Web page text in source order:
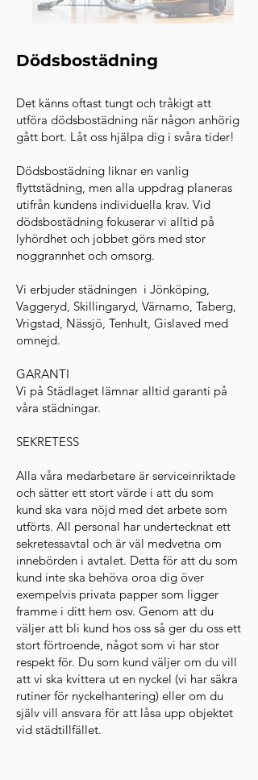
Dödsbostädning
Det känns oftast tungt och tråkigt att
utföra dödsbostädning när någon anhörig
gått bort. Låt oss hjälpa dig i svåra tider!
Dödsbostädning liknar en vanlig
flyttstädning, men alla uppdrag planeras
utifrån kundens individuella krav. Vid
dödsbostädning fokuserar vi alltid på
lyhördhet och jobbet görs med stor
noggrannhet och omsorg.
Vi erbjuder städningen i Jönköping,
Vaggeryd, Skillingaryd, Värnamo, Taberg,
Vrigstad, Nässjö, Tenhult, Gislaved med
omnejd.
GARANTI
Vi på Städlaget lämnar alltid garanti på
våra städningar.
SEKRETESS
Alla våra medarbetare är serviceinriktade
och sätter ett stort värde i att du som
kund ska vara nöjd med det arbete som
utförts. All personal har undertecknat ett
sekretessavtal och är väl medvetna om
innebörden i avtalet. Detta för att du som
kund inte ska behöva oroa dig över
exempelvis privata papper som ligger
framme i ditt hem osv. Genom att du
väljer att bli kund hos oss så ger du oss ett
stort förtroende, något som vi har stor
respekt för. Du som kund väljer om du vill
att vi ska kvittera ut en nyckel (vi har säkra
rutiner för nyckelhantering) eller om du
själv vill ansvara för att låsa upp objektet
vid städtillfället.